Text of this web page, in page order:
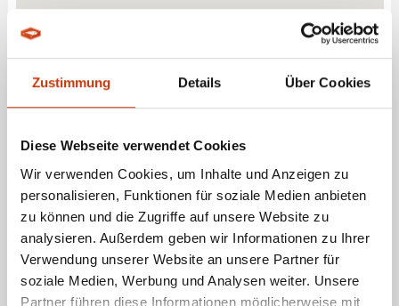
Zustimmung Details Über Cookies
Diese Webseite verwendet Cookies
Wir verwenden Cookies, um Inhalte und Anzeigen zu
personalisieren, Funktionen für soziale Medien anbieten
zu können und die Zugriffe auf unsere Website zu
analysieren. Außerdem geben wir Informationen zu Ihrer
Verwendung unserer Website an unsere Partner für
soziale Medien, Werbung und Analysen weiter. Unsere
Partner führen diese Informationen möglicherweise mit
ANGELHÜTTE - HOHENWARTE - FACHGESCHÄFT FÜR
ANGELBEDARF
ANGEBOTE LEISTUNGEN